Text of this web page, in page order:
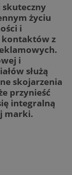
życiu
i
kontaktów z
i
służą
skojarzenia
przynieść
integralną
marki.